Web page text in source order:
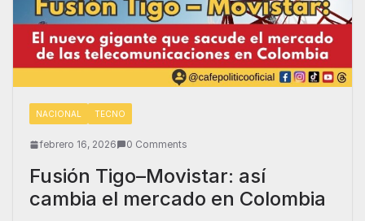
NACIONAL TECNO
febrero 16, 2026 0 Comments
Fusión Tigo–Movistar: así
cambia el mercado en Colombia